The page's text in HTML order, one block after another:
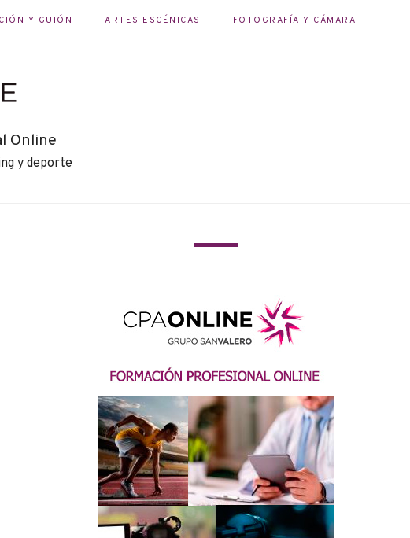
Y GUIÓN ARTES ESCÉNICAS FOTOGRAFÍA Y CÁMARA
Online
y deporte